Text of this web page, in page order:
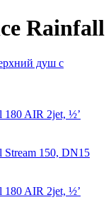
Rainfall
душ с
180 AIR 2jet, ½’
150, DN15
180 AIR 2jet, ½’